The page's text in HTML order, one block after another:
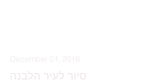
December 01, 2016
סיור לעיר הלבנה